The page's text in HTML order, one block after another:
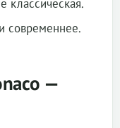
классическая.
современнее.
—